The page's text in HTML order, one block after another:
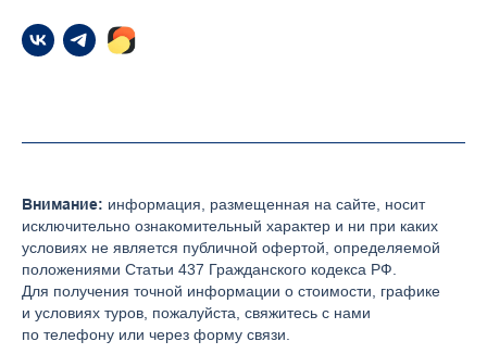
Внимание: информация, размещенная на сайте, носит
исключительно ознакомительный характер и ни при каких
условиях не является публичной офертой, определяемой
положениями Статьи 437 Гражданского кодекса РФ.
Для получения точной информации о стоимости, графике
и условиях туров, пожалуйста, свяжитесь с нами
по телефону или через форму связи.